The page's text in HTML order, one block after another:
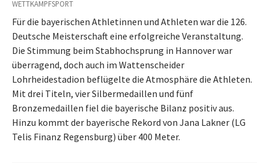
WETTKAMPFSPORT
Für die bayerischen Athletinnen und Athleten war die 126.
Deutsche Meisterschaft eine erfolgreiche Veranstaltung.
Die Stimmung beim Stabhochsprung in Hannover war
überragend, doch auch im Wattenscheider
Lohrheidestadion beflügelte die Atmosphäre die Athleten.
Mit drei Titeln, vier Silbermedaillen und fünf
Bronzemedaillen fiel die bayerische Bilanz positiv aus.
Hinzu kommt der bayerische Rekord von Jana Lakner (LG
Telis Finanz Regensburg) über 400 Meter.